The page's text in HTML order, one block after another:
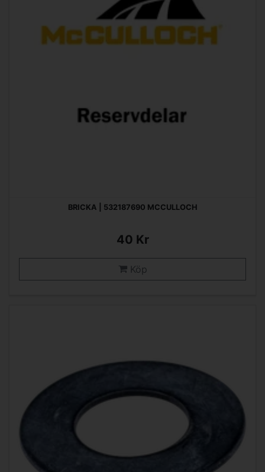
BRICKA | 532187690 MCCULLOCH
40 Kr
Köp